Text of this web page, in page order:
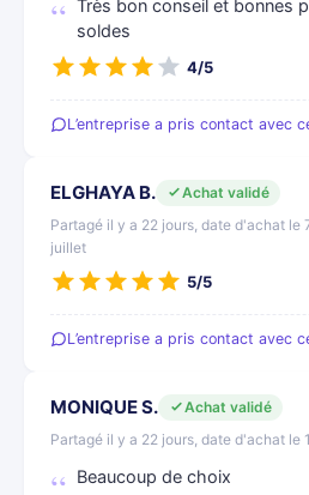
Très bon conseil et bonnes
soldes
4/5
L’entreprise a pris contact avec
ELGHAYA B.
Achat validé
Partagé il y a 22 jours, date d'achat le
juillet
5/5
L’entreprise a pris contact avec
MONIQUE S.
Achat validé
Partagé il y a 22 jours, date d'achat le
Beaucoup de choix